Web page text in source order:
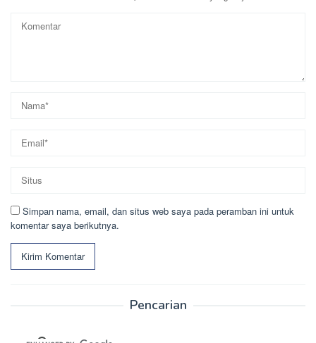
Simpan nama, email, dan situs web saya pada peramban ini untuk
komentar saya berikutnya.
Pencarian